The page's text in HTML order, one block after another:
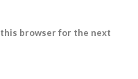
this browser for the next